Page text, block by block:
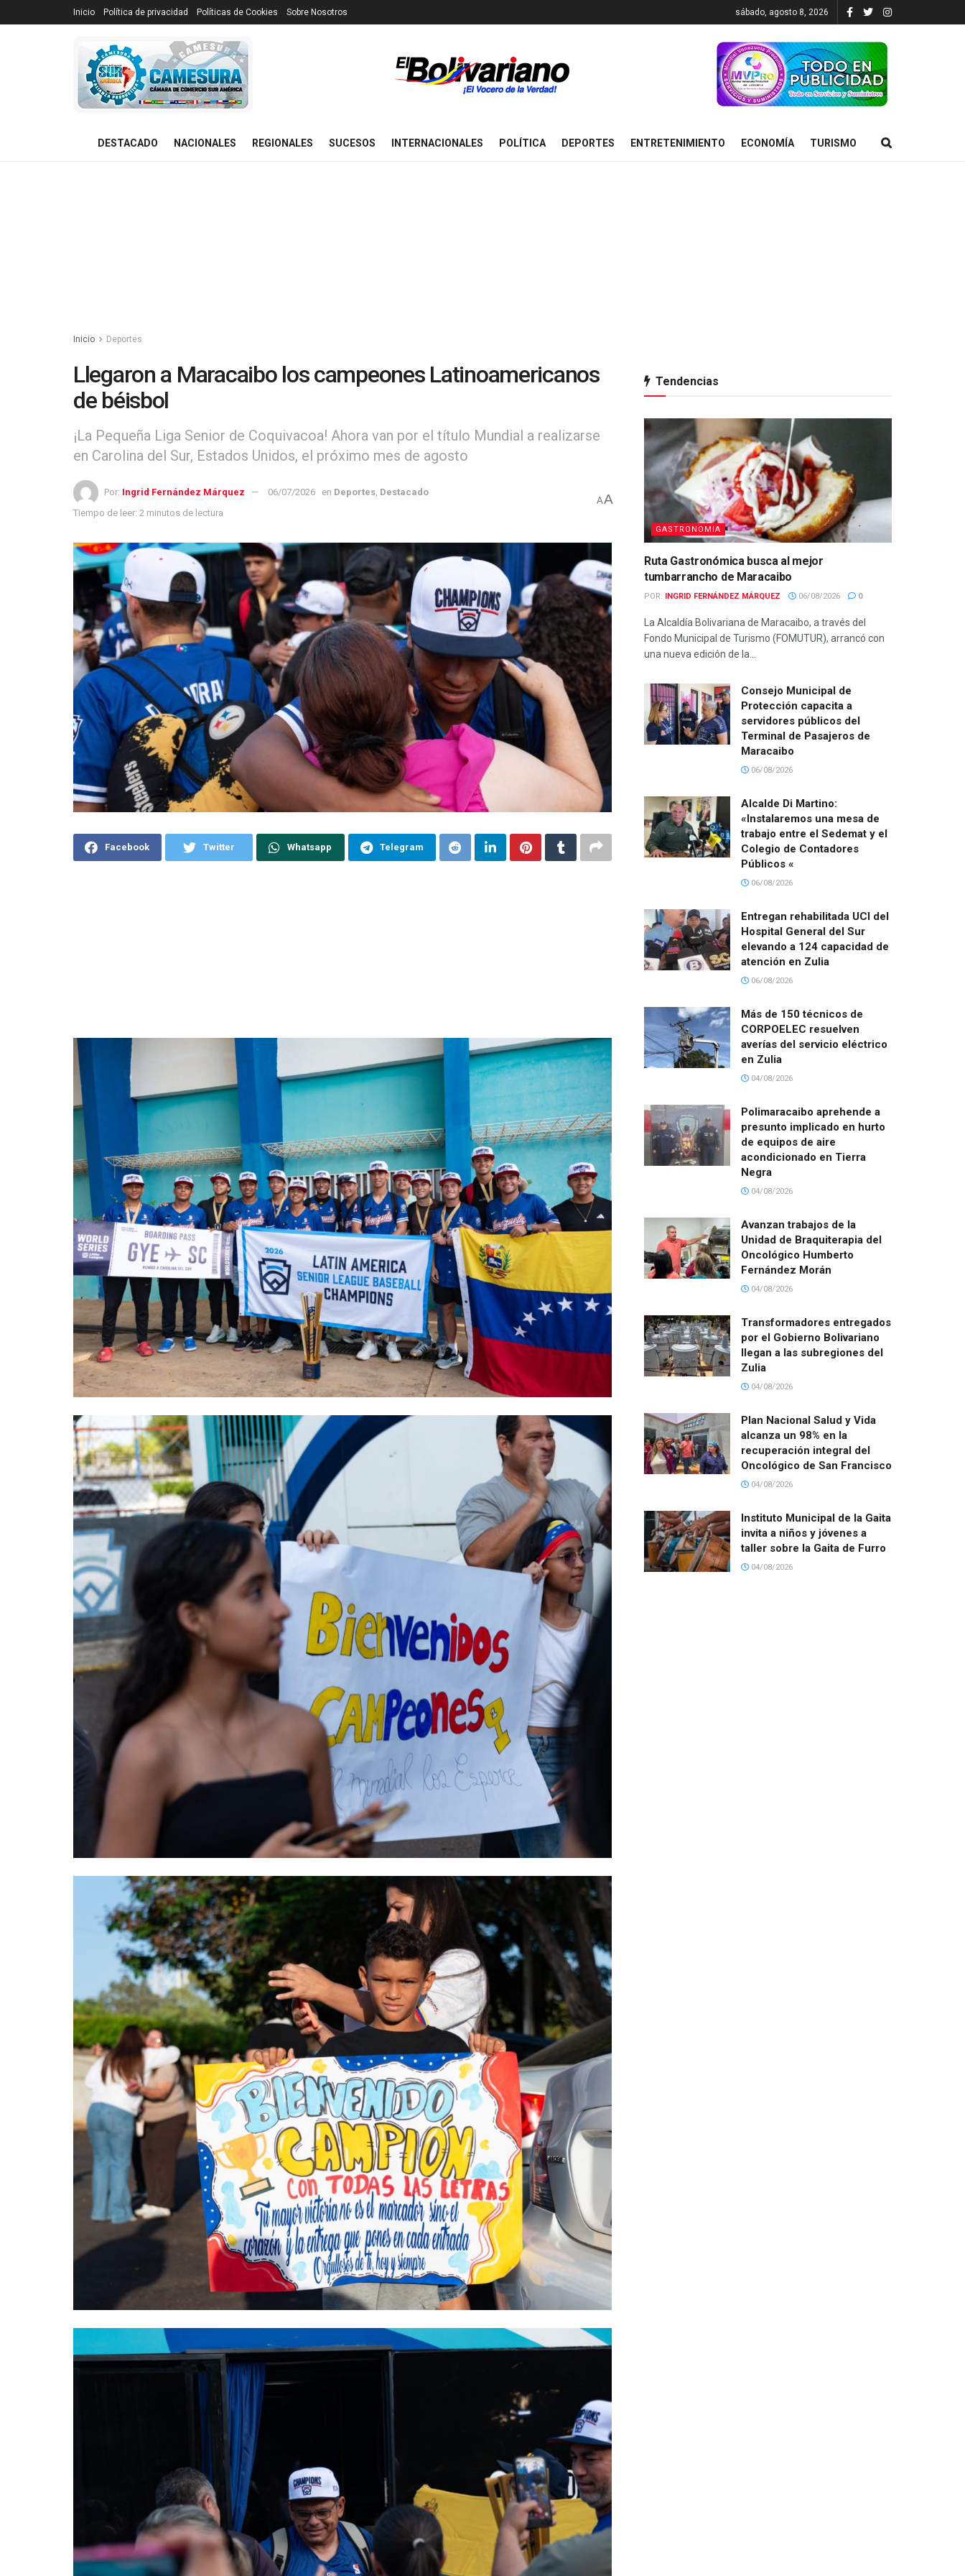
Inicio Política de privacidad Políticas de Cookies Sobre Nosotros sábado, agosto 8, 2026
DESTACADO NACIONALES REGIONALES SUCESOS INTERNACIONALES POLÍTICA DEPORTES ENTRETENIMIENTO ECONOMÍA TURISMO
Inicio Deportes
Llegaron a Maracaibo los campeones Latinoamericanos
de béisbol
¡La Pequeña Liga Senior de Coquivacoa! Ahora van por el título Mundial a realizarse
en Carolina del Sur, Estados Unidos, el próximo mes de agosto
Por: Ingrid Fernández Márquez 06/07/2026 en Deportes Destacado
Tiempo de leer: 2 minutos de lectura
AA
Facebook Twitter Whatsapp Telegram
Tendencias
GASTRONOMIA
Ruta Gastronómica busca al mejor
tumbarrancho de Maracaibo
POR: INGRID FERNÁNDEZ MÁRQUEZ 06/08/2026 0
La Alcaldía Bolivariana de Maracaibo, a través del
Fondo Municipal de Turismo (FOMUTUR), arrancó con
una nueva edición de la...
Consejo Municipal de
Protección capacita a
servidores públicos del
Terminal de Pasajeros de
Maracaibo
06/08/2026
Alcalde Di Martino:
«Instalaremos una mesa de
trabajo entre el Sedemat y el
Colegio de Contadores
Públicos «
06/08/2026
Entregan rehabilitada UCI del
Hospital General del Sur
elevando a 124 capacidad de
atención en Zulia
06/08/2026
Más de 150 técnicos de
CORPOELEC resuelven
averías del servicio eléctrico
en Zulia
04/08/2026
Polimaracaibo aprehende a
presunto implicado en hurto
de equipos de aire
acondicionado en Tierra
Negra
04/08/2026
Avanzan trabajos de la
Unidad de Braquiterapia del
Oncológico Humberto
Fernández Morán
04/08/2026
Transformadores entregados
por el Gobierno Bolivariano
llegan a las subregiones del
Zulia
04/08/2026
Plan Nacional Salud y Vida
alcanza un 98% en la
recuperación integral del
Oncológico de San Francisco
04/08/2026
Instituto Municipal de la Gaita
invita a niños y jóvenes a
taller sobre la Gaita de Furro
04/08/2026